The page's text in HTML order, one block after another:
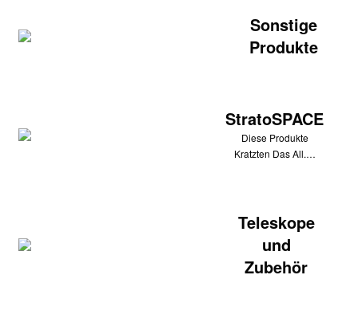
Sonstige
Produkte
StratoSPACE
Diese Produkte
Kratzten Das All.…
Teleskope
und
Zubehör